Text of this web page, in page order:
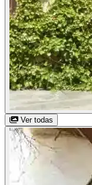
Ver todas